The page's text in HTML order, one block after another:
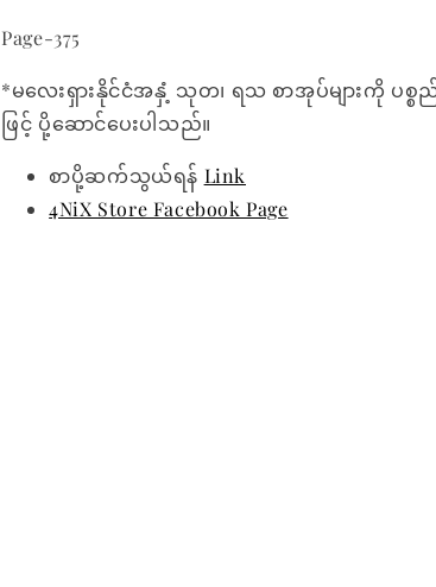
Page-375
*မလေးရှားနိုင်ငံအနှံ့ သုတ၊ ရသ စာအုပ်များကို ပစ္စည်
ဖြင့် ပို့ဆောင်ပေးပါသည်။
စာပို့ဆက်သွယ်ရန် Link
4NiX Store Facebook Page